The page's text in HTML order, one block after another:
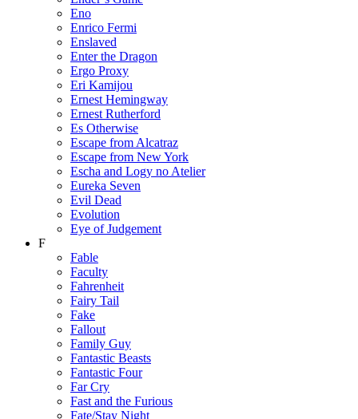
Eno
Enrico Fermi
Enslaved
Enter the Dragon
Ergo Proxy
Eri Kamijou
Ernest Hemingway
Ernest Rutherford
Es Otherwise
Escape from Alcatraz
Escape from New York
Escha and Logy no Atelier
Eureka Seven
Evil Dead
Evolution
Eye of Judgement
F
Fable
Faculty
Fahrenheit
Fairy Tail
Fake
Fallout
Family Guy
Fantastic Beasts
Fantastic Four
Far Cry
Fast and the Furious
Fate/Stay Night